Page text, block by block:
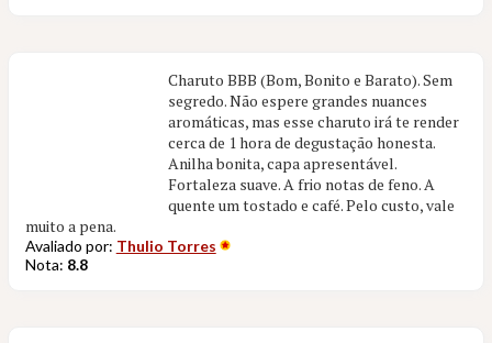
Charuto BBB (Bom, Bonito e Barato). Sem
segredo. Não espere grandes nuances
aromáticas, mas esse charuto irá te render
cerca de 1 hora de degustação honesta.
Anilha bonita, capa apresentável.
Fortaleza suave. A frio notas de feno. A
quente um tostado e café. Pelo custo, vale
muito a pena.
Avaliado por: Thulio Torres
Nota: 8.8